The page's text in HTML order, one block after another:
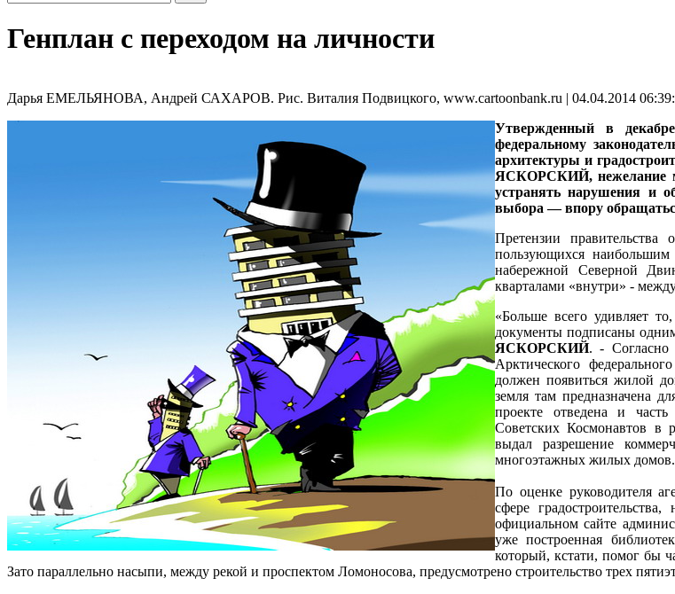
Генплан с переходом на личности
Дарья ЕМЕЛЬЯНОВА, Андрей САХАРОВ. Рис. Виталия Подвицкого, www.cartoonbank.ru | 04.04.2014
Утвержденный в
федеральному
архитектуры и
ЯСКОРСКИЙ, нежелание
устранять нарушения и
выбора — впору
Претензии правительства
пользующихся
набережной Северной
кварталами «внутри» -
«Больше всего удивляет
документы подписаны
ЯСКОРСКИЙ. - Согласно
Арктического
должен появиться жилой
земля там предназначена
проекте отведена и
Советских Космонавтов в
выдал разрешение
многоэтажных жилых
По оценке руководителя
сфере
официальном сайте
уже построенная
который, кстати, помог бы
Зато параллельно насыпи, между рекой и проспектом Ломоносова, предусмотрено строительство трех